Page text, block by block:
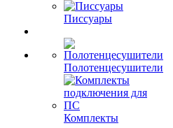
Писсуары
Полотенцесушители
Комплекты